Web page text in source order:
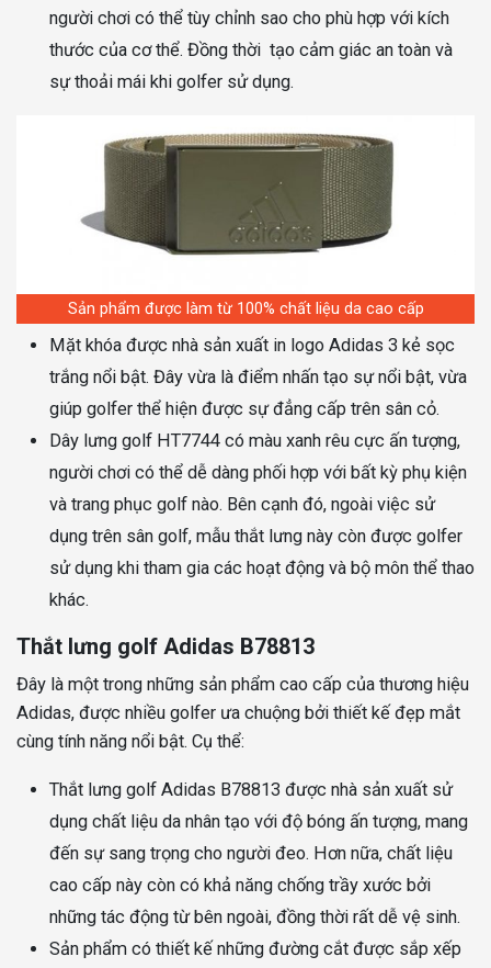
người chơi có thể tùy chỉnh sao cho phù hợp với kích
thước của cơ thể. Đồng thời tạo cảm giác an toàn và
sự thoải mái khi golfer sử dụng.
Sản phẩm được làm từ 100% chất liệu da cao cấp
Mặt khóa được nhà sản xuất in logo Adidas 3 kẻ sọc
trắng nổi bật. Đây vừa là điểm nhấn tạo sự nổi bật, vừa
giúp golfer thể hiện được sự đẳng cấp trên sân cỏ.
Dây lưng golf HT7744 có màu xanh rêu cực ấn tượng,
người chơi có thể dễ dàng phối hợp với bất kỳ phụ kiện
và trang phục golf nào. Bên cạnh đó, ngoài việc sử
dụng trên sân golf, mẫu thắt lưng này còn được golfer
sử dụng khi tham gia các hoạt động và bộ môn thể thao
khác.
Thắt lưng golf Adidas B78813
Đây là một trong những sản phẩm cao cấp của thương hiệu
Adidas, được nhiều golfer ưa chuộng bởi thiết kế đẹp mắt
cùng tính năng nổi bật. Cụ thể:
Thắt lưng golf Adidas B78813 được nhà sản xuất sử
dụng chất liệu da nhân tạo với độ bóng ấn tượng, mang
đến sự sang trọng cho người đeo. Hơn nữa, chất liệu
cao cấp này còn có khả năng chống trầy xước bởi
những tác động từ bên ngoài, đồng thời rất dễ vệ sinh.
Sản phẩm có thiết kế những đường cắt được sắp xếp